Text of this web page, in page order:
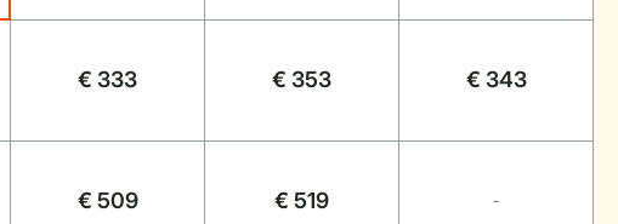
€ 333 € 353 € 343
€ 509 € 519 -